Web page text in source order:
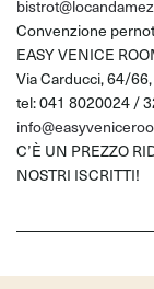
Convenzione
EASY VENICE
Via Carducci, 64/
tel: 041 8020024 /
C’È UN PREZZO
NOSTRI ISCRITTI!